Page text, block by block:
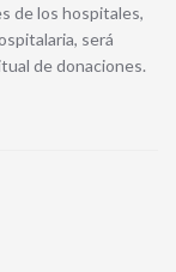
de los hospitales,
será
de donaciones.